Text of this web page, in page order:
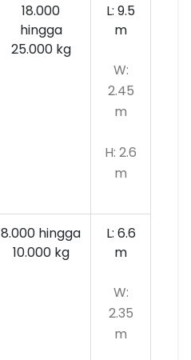
18.000
hingga
25.000 kg
L: 9.5
m
W:
2.45
m
H: 2.6
m
8.000 hingga
10.000kg
L: 6.6
m
W:
2.35
m